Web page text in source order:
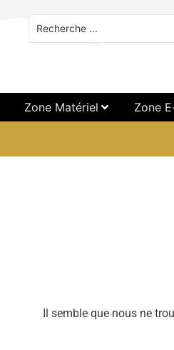
Zone Matériel Zone
Il semble que nous ne